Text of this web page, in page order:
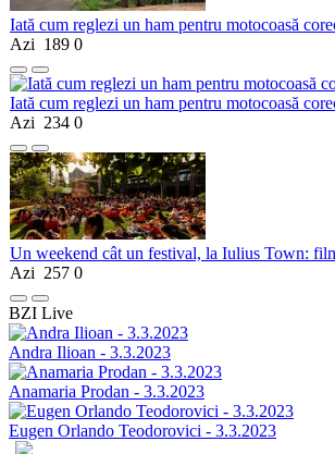
Iată cum reglezi un ham pentru motocoasă
Azi 189 0
Iată cum reglezi un ham pentru motocoasă
Azi 234 0
Un weekend cât un festival, la Iulius Town:
Azi 257 0
BZI Live
Andra Ilioan - 3.3.2023
Anamaria Prodan - 3.3.2023
Eugen Orlando Teodorovici - 3.3.2023